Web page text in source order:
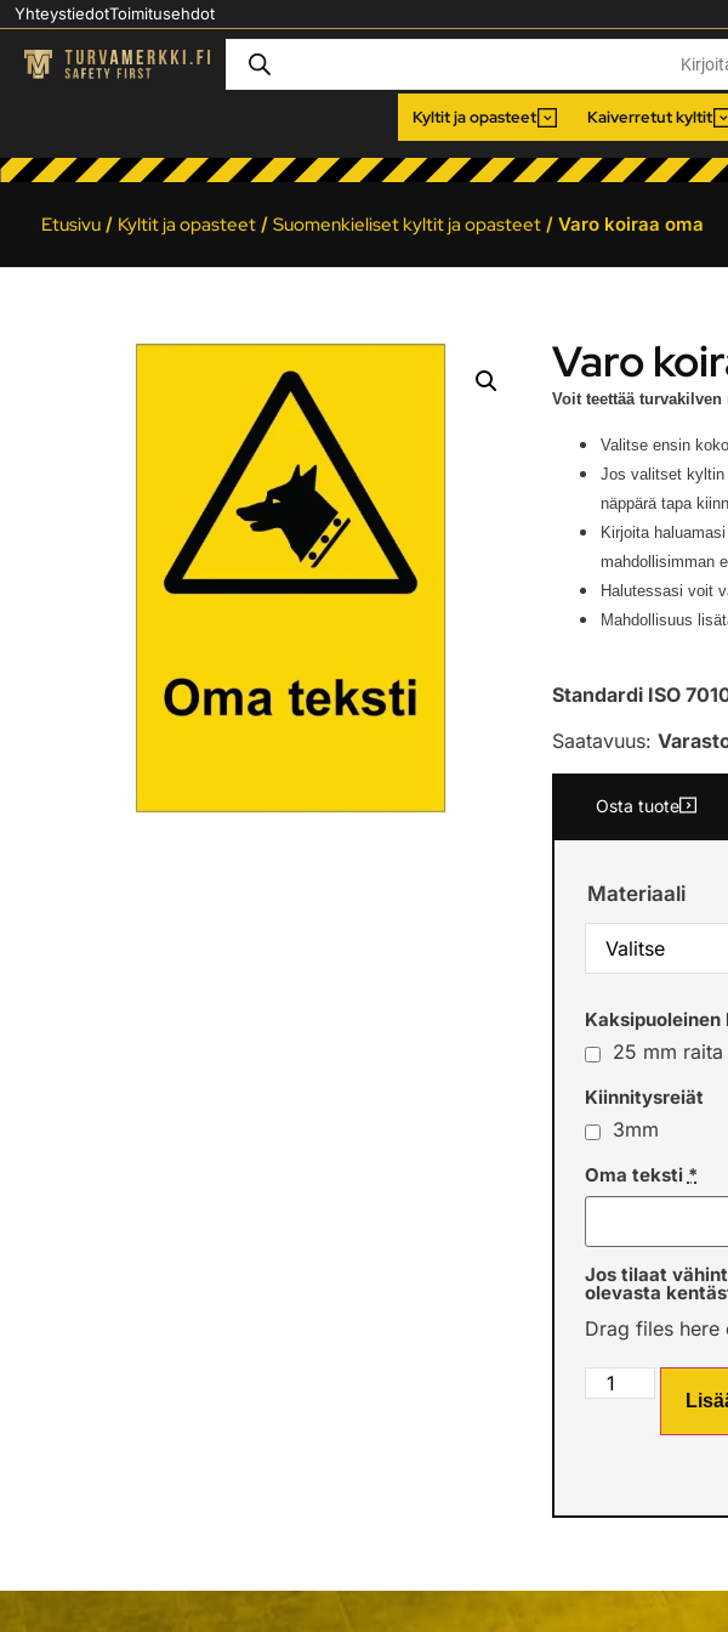
YhteystiedotToimitusehdot
Kyltit ja opasteet Kaiverretut kyltit
Etusivu/ Kyltit ja opasteet/ Suomenkieliset kyltit ja opasteet/ Varo koiraa oma
Varo
Voit teettää
Valitse ensin
Jos valitset kyltin
näppärä tapa
Kirjoita
mahdollisimman
Halutessasi voit
Mahdollisuus
Standardi ISO
Saatavuus:
Osta tuote
Materiaali
25 mm
Kiinnitysreiät
3mm
Oma teksti *
Jos tilaat
olevasta
Drag files here